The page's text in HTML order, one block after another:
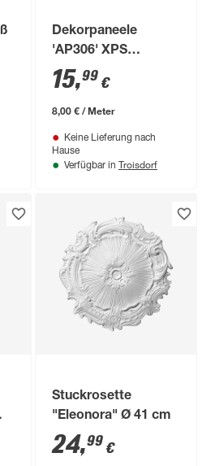
Dekorpaneele
'AP306' XPS
lichtgrau 100 x 16,5
x 0,4 cm
15,99 €
8,00 € / Meter
Keine Lieferung nach
Hause
Verfügbar in Troisdorf
Stuckrosette
"Eleonora" Ø 41 cm
24,99 €